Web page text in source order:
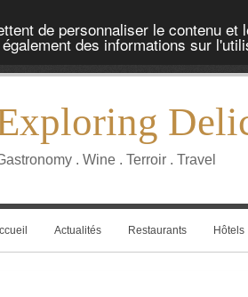
de personnaliser le contenu
des informations sur
. Wine . Terroir . Travel
Actualités Restaurants Hôtels